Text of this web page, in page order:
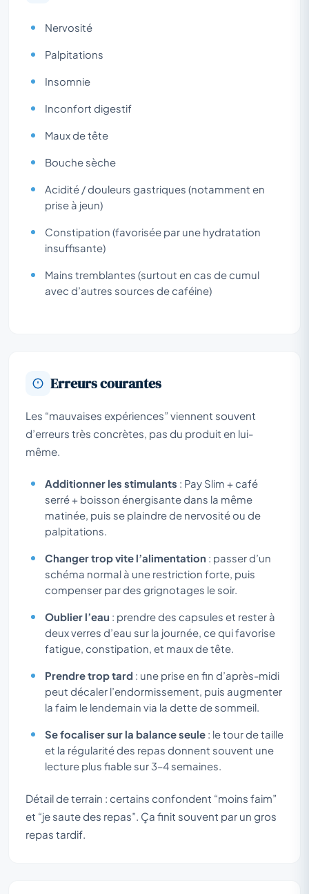
Nervosité
Palpitations
Insomnie
Inconfort digestif
Maux de tête
Bouche sèche
Acidité / douleurs gastriques (notamment en
prise à jeun)
Constipation (favorisée par une hydratation
insuffisante)
Mains tremblantes (surtout en cas de cumul
avec d’autres sources de caféine)
Erreurs courantes
Les “mauvaises expériences” viennent souvent
d’erreurs très concrètes, pas du produit en lui-
même.
Additionner les stimulants : Pay Slim + café
serré + boisson énergisante dans la même
matinée, puis se plaindre de nervosité ou de
palpitations.
Changer trop vite l’alimentation : passer d’un
schéma normal à une restriction forte, puis
compenser par des grignotages le soir.
Oublier l’eau : prendre des capsules et rester à
deux verres d’eau sur la journée, ce qui favorise
fatigue, constipation, et maux de tête.
Prendre trop tard : une prise en fin d’après-midi
peut décaler l’endormissement, puis augmenter
la faim le lendemain via la dette de sommeil.
Se focaliser sur la balance seule : le tour de taille
et la régularité des repas donnent souvent une
lecture plus fiable sur 3–4 semaines.
Détail de terrain : certains confondent “moins faim”
et “je saute des repas”. Ça finit souvent par un gros
repas tardif.